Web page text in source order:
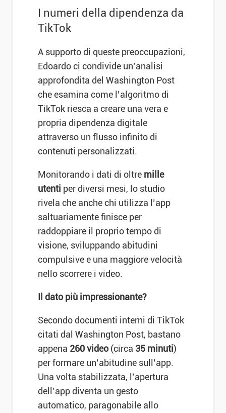
I numeri della dipendenza da
TikTok
A supporto di queste preoccupazioni,
Edoardo ci condivide un’analisi
approfondita del Washington Post
che esamina come l’algoritmo di
TikTok riesca a creare una vera e
propria dipendenza digitale
attraverso un flusso infinito di
contenuti personalizzati.
Monitorando i dati di oltre mille
utenti per diversi mesi, lo studio
rivela che anche chi utilizza l’app
saltuariamente finisce per
raddoppiare il proprio tempo di
visione, sviluppando abitudini
compulsive e una maggiore velocità
nello scorrere i video.
Il dato più impressionante?
Secondo documenti interni di TikTok
citati dal Washington Post, bastano
appena 260 video (circa 35 minuti)
per formare un’abitudine sull’app.
Una volta stabilizzata, l’apertura
dell’app diventa un gesto
automatico, paragonabile allo